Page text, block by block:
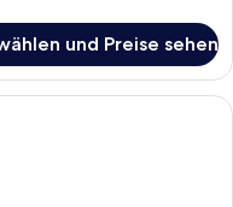
und Preise sehen
mit weißen